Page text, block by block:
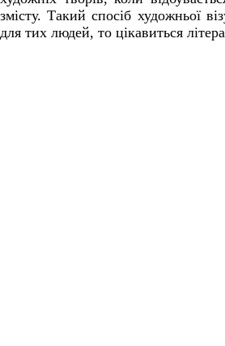
змісту. Такий спосіб художньої
для тих людей, то цікавиться